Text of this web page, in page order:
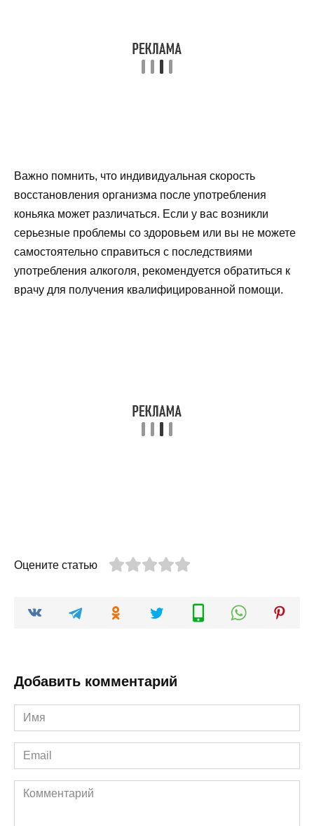
Важно помнить, что индивидуальная скорость
восстановления организма после употребления
коньяка может различаться. Если у вас возникли
серьезные проблемы со здоровьем или вы не можете
самостоятельно справиться с последствиями
употребления алкоголя, рекомендуется обратиться к
врачу для получения квалифицированной помощи.
Оцените статью
Добавить комментарий
Имя
*
Email
*
Комментарий